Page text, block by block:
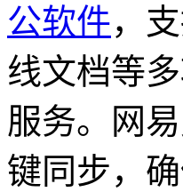
公软件，
线文档等
服务。网
键同步，